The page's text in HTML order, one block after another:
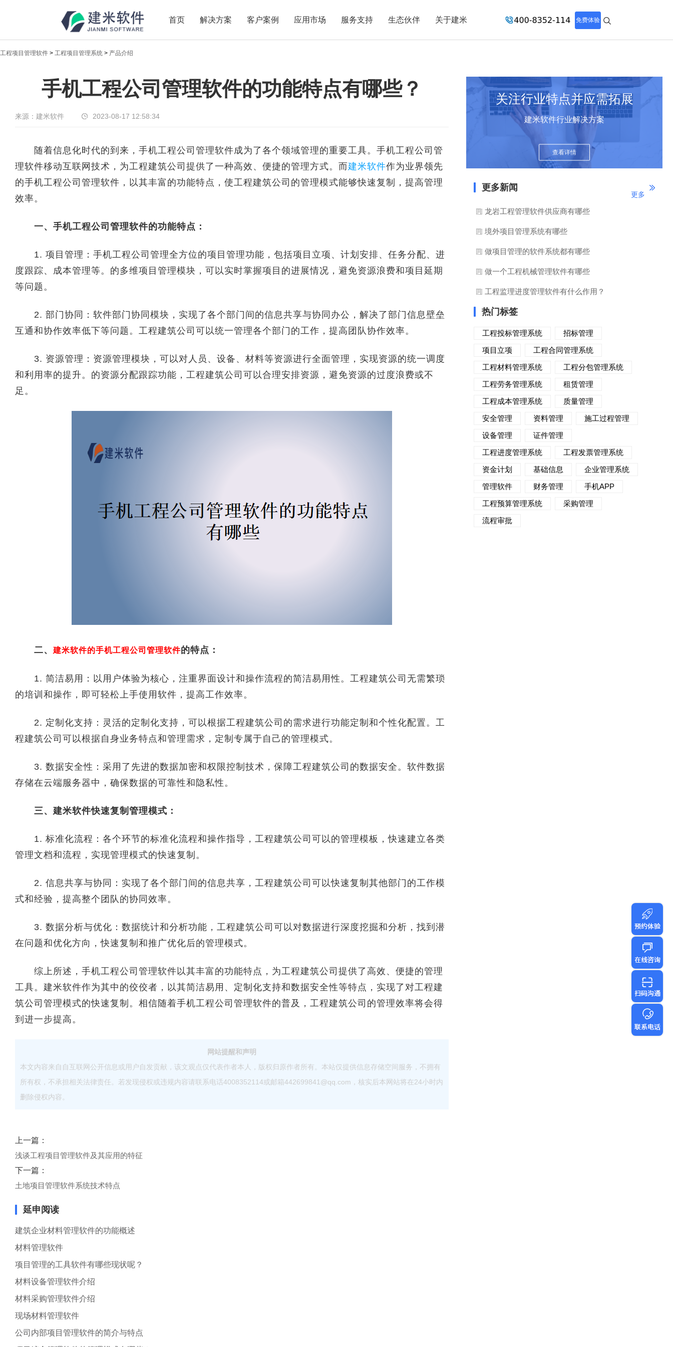
首页 解决方案 客户案例 应用市场 服务支持 生态伙伴 关于建米 免费体验
新闻中心
传递实时热点，共享商业价值
工程项目管理软件 > 工程项目管理系统 > 产品介绍
手机工程公司管理软件的功能特点有哪些？
来源：建米软件 2023-08-17 12:58:34
随着信息化时代的到来，手机工程公司管理软件成为了各个领域管理的重要工具。手机工程公司管
理软件移动互联网技术，为工程建筑公司提供了一种高效、便捷的管理方式。而建米软件作为业界领先
的手机工程公司管理软件，以其丰富的功能特点，使工程建筑公司的管理模式能够快速复制，提高管理
效率。
一、手机工程公司管理软件的功能特点：
1. 项目管理：手机工程公司管理全方位的项目管理功能，包括项目立项、计划安排、任务分配、进
度跟踪、成本管理等。的多维项目管理模块，可以实时掌握项目的进展情况，避免资源浪费和项目延期
等问题。
2. 部门协同：软件部门协同模块，实现了各个部门间的信息共享与协同办公，解决了部门信息壁垒
互通和协作效率低下等问题。工程建筑公司可以统一管理各个部门的工作，提高团队协作效率。
3. 资源管理：资源管理模块，可以对人员、设备、材料等资源进行全面管理，实现资源的统一调度
和利用率的提升。的资源分配跟踪功能，工程建筑公司可以合理安排资源，避免资源的过度浪费或不
足。
二、 建米软件的手机工程公司管理软件的特点：
1. 简洁易用：以用户体验为核心，注重界面设计和操作流程的简洁易用性。工程建筑公司无需繁琐
的培训和操作，即可轻松上手使用软件，提高工作效率。
2. 定制化支持：灵活的定制化支持，可以根据工程建筑公司的需求进行功能定制和个性化配置。工
程建筑公司可以根据自身业务特点和管理需求，定制专属于自己的管理模式。
3. 数据安全性：采用了先进的数据加密和权限控制技术，保障工程建筑公司的数据安全。软件数据
存储在云端服务器中，确保数据的可靠性和隐私性。
三、建米软件快速复制管理模式：
1. 标准化流程：各个环节的标准化流程和操作指导，工程建筑公司可以的管理模板，快速建立各类
管理文档和流程，实现管理模式的快速复制。
2. 信息共享与协同：实现了各个部门间的信息共享，工程建筑公司可以快速复制其他部门的工作模
式和经验，提高整个团队的协同效率。
3. 数据分析与优化：数据统计和分析功能，工程建筑公司可以对数据进行深度挖掘和分析，找到潜
在问题和优化方向，快速复制和推广优化后的管理模式。
综上所述，手机工程公司管理软件以其丰富的功能特点，为工程建筑公司提供了高效、便捷的管理
工具。建米软件作为其中的佼佼者，以其简洁易用、定制化支持和数据安全性等特点，实现了对工程建
筑公司管理模式的快速复制。相信随着手机工程公司管理软件的普及，工程建筑公司的管理效率将会得
到进一步提高。
网站提醒和声明
本文内容来自自互联网公开信息或用户自发贡献，该文观点仅代表作者本人，版权归原作者所有。本站仅提供信息存储空间服务，不拥有
所有权，不承担相关法律责任。若发现侵权或违规内容请联系电话4008352114或邮箱442699841@qq.com，核实后本网站将在24小时内
删除侵权内容。
上一篇：
浅谈工程项目管理软件及其应用的特征
下一篇：
土地项目管理软件系统技术特点
延申阅读
建筑企业材料管理软件的功能概述
材料管理软件
项目管理的工具软件有哪些现状呢？
材料设备管理软件介绍
材料采购管理软件介绍
现场材料管理软件
公司内部项目管理软件的简介与特点
关注行业特点并应需拓展
建米软件行业解决方案
查看详情
更多新闻
更多
龙岩工程管理软件供应商有哪些
境外项目管理系统有哪些
做项目管理的软件系统都有哪些
做一个工程机械管理软件有哪些
工程监理进度管理软件有什么作用？
热门标签
工程投标管理系统
招标管理
项目立项
工程合同管理系统
工程材料管理系统
工程分包管理系统
工程劳务管理系统
租赁管理
工程成本管理系统
质量管理
安全管理
资料管理
施工过程管理
设备管理
证件管理
工程进度管理系统
工程发票管理系统
资金计划
基础信息
企业管理系统
管理软件
财务管理
手机APP
工程预算管理系统
采购管理
流程审批